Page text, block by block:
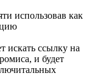
использовав как
искать ссылку на
и будет